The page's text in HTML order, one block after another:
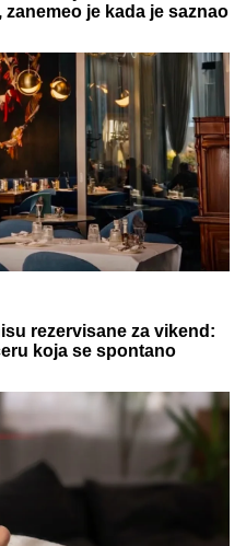
o Seki Aleksić (VIDEO)
Saša Lukić bio u
kada su mu polupana
"bentliju"
i odlično, ali...